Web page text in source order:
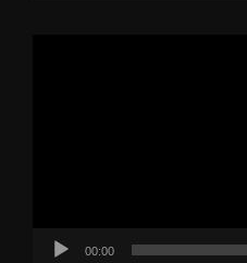
00:00